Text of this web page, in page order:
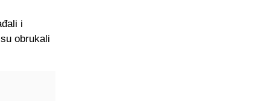
i
obrukali